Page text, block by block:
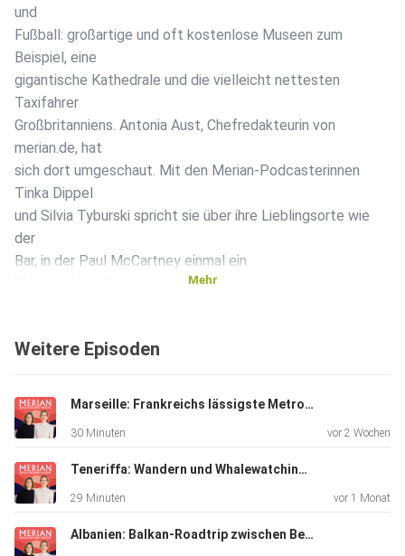
und
Fußball: großartige und oft kostenlose Museen zum
Beispiel, eine
gigantische Kathedrale und die vielleicht nettesten
Taxifahrer
Großbritanniens. Antonia Aust, Chefredakteurin von
merian.de, hat
sich dort umgeschaut. Mit den Merian-Podcasterinnen
Tinka Dippel
und Silvia Tyburski spricht sie über ihre Lieblingsorte wie
der
Bar, in der Paul McCartney einmal ein
erzählt.
Mehr
Weitere Episoden
Marseille: Frankreichs lässigste Metropole
30 Minuten vor 2 Wochen
Teneriffa: Wandern und Whalewatching, Strände und Sternegucken
29 Minuten vor 1 Monat
Albanien: Balkan-Roadtrip zwischen Bergen und Riviera